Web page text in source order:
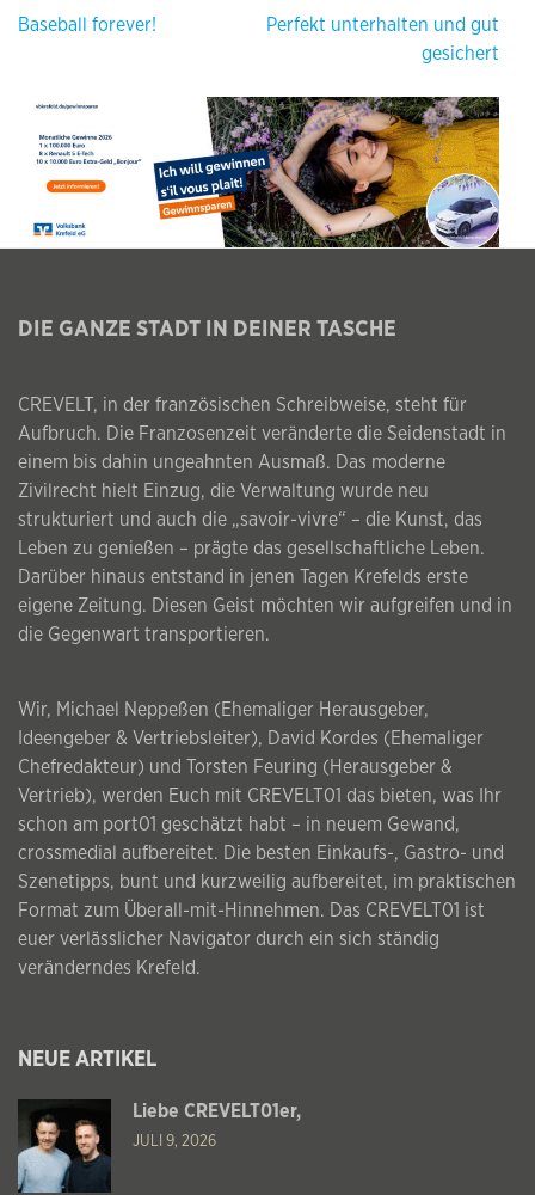
Beitragsnavigation
Baseball forever!
Perfekt unterhalten und gut
gesichert
DIE GANZE STADT IN DEINER TASCHE
CREVELT, in der französischen Schreibweise, steht für
Aufbruch. Die Franzosenzeit veränderte die Seidenstadt in
einem bis dahin ungeahnten Ausmaß. Das moderne
Zivilrecht hielt Einzug, die Verwaltung wurde neu
strukturiert und auch die „savoir-vivre“ – die Kunst, das
Leben zu genießen – prägte das gesellschaftliche Leben.
Darüber hinaus entstand in jenen Tagen Krefelds erste
eigene Zeitung. Diesen Geist möchten wir aufgreifen und in
die Gegenwart transportieren.
Wir, Michael Neppeßen (Ehemaliger Herausgeber,
Ideengeber & Vertriebsleiter), David Kordes (Ehemaliger
Chefredakteur) und Torsten Feuring (Herausgeber &
Vertrieb), werden Euch mit CREVELT01 das bieten, was Ihr
schon am port01 geschätzt habt – in neuem Gewand,
crossmedial aufbereitet. Die besten Einkaufs-, Gastro- und
Szenetipps, bunt und kurzweilig aufbereitet, im praktischen
Format zum Überall-mit-Hinnehmen. Das CREVELT01 ist
euer verlässlicher Navigator durch ein sich ständig
veränderndes Krefeld.
NEUE ARTIKEL
Liebe CREVELT01er,
JULI 9, 2026